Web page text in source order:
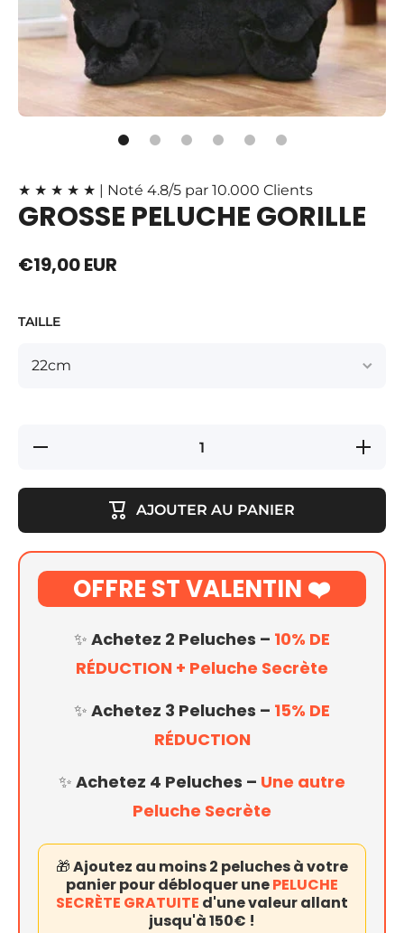
★ ★ ★ ★ ★ | Noté 4.8/5 par 10.000 Clients
GROSSE PELUCHE GORILLE
€19,00 EUR
TAILLE
Réduire
la
Gorille
AJOUTER AU PANIER
OFFRE ST VALENTIN ❤️
✨ Achetez 2 Peluches – 10% DE
RÉDUCTION + Peluche Secrète
✨ Achetez 3 Peluches – 15% DE
RÉDUCTION
✨ Achetez 4 Peluches – Une autre
Peluche Secrète
🎁Ajoutez au moins 2 peluches à votre
panier pour débloquer unePELUCHE
SECRÈTE GRATUITE d'une valeur allant
jusqu'à 150€ !